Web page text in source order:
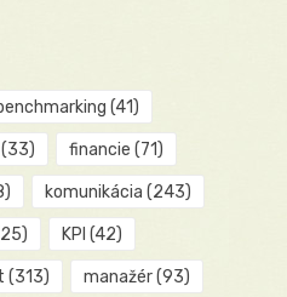
(41)
(33) financie (71)
komunikácia (243)
KPI (42)
(313) manažér(93)